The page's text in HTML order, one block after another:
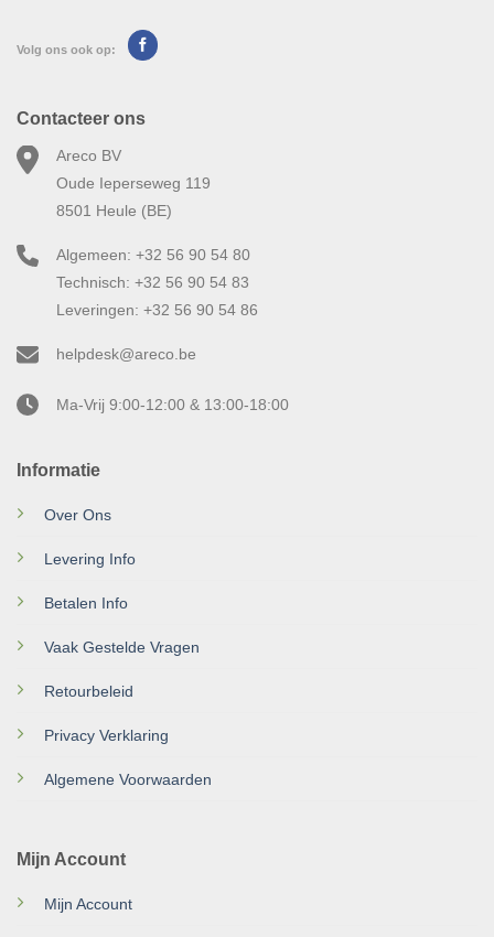
Volg ons ook op:
Informatie
Over Ons
Levering Info
Betalen Info
Vaak Gestelde Vragen
Retourbeleid
Privacy Verklaring
Algemene Voorwaarden
Mijn Account
Mijn Account
Contacteer ons
Areco BV
Oude Ieperseweg 119
8501 Heule (BE)
Algemeen: +32 56 90 54 80
Technisch: +32 56 90 54 83
Leveringen: +32 56 90 54 86
helpdesk@areco.be
Ma-Vrij 9:00-12:00 & 13:00-18:00